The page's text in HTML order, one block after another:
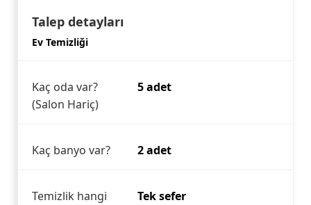
Talep detayları
Ev Temizliği
Kaç oda var?
(Salon Hariç)
5 adet
Kaç banyo var? 2 adet
Temizlik hangi
Tek sefer